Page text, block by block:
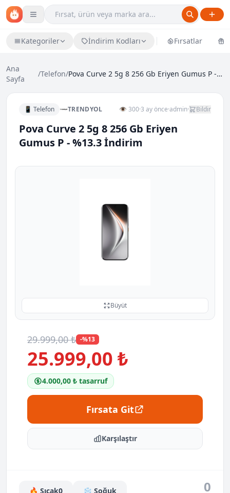
Kategoriler İndirim Kodları Fırsatlar
Ana
Sayfa
/Telefon/ Pova Curve 2 5g 8 256 Gb Eriyen Gumus P - %13.3 İn...
📱 Telefon TRENDYOL 👁 300·3 ay önce·admin· Bildir
Pova Curve 2 5g 8 256 Gb Eriyen
Gumus P - %13.3 İndirim
Büyüt
29.999,00 ₺ -%13
25.999,00 ₺
4.000,00 ₺ tasarruf
Fırsata Git
Karşılaştır
🔥 Sıcak0 ❄️ Soğuk 0